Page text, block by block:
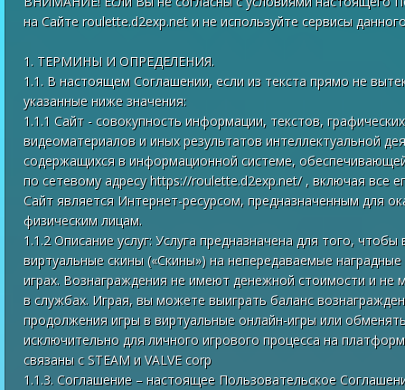
на Сайте roulette.d2exp.net и не используйте сервисы
1. ТЕРМИНЫ И ОПРЕДЕЛЕНИЯ.
1.1. В настоящем Соглашении, если из текста прямо не
указанные ниже значения:
1.1.1 Сайт - совокупность информации, текстов,
видеоматериалов и иных результатов интеллектуальной
содержащихся в информационной системе,
по сетевому адресу https://roulette.d2exp.net/ , включая все
Сайт является Интернет-ресурсом, предназначенным для
физическим лицам.
1.1.2 Описание услуг: Услуга предназначена для того,
виртуальные скины («Скины») на непередаваемые
играх. Вознаграждения не имеют денежной стоимости и не
в службах. Играя, вы можете выиграть баланс
продолжения игры в виртуальные онлайн-игры или
исключительно для личного игрового процесса на
связаны с STEAM и VALVE corp
1.1.3. Соглашение – настоящее Пользовательское